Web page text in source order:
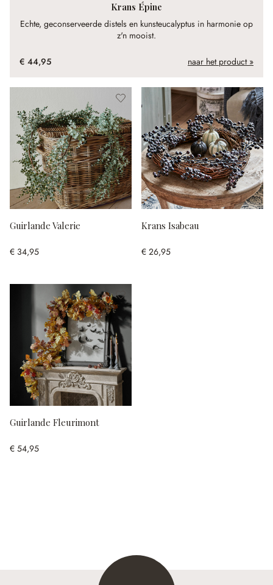
Krans Épine
Echte, geconserveerde distels en kunsteucalyptus in harmonie op
z'n mooist.
€ 44,95 naar het product »
Guirlande Valerie
€ 34,95
Krans Isabeau
€ 26,95
Guirlande Fleurimont
€ 54,95